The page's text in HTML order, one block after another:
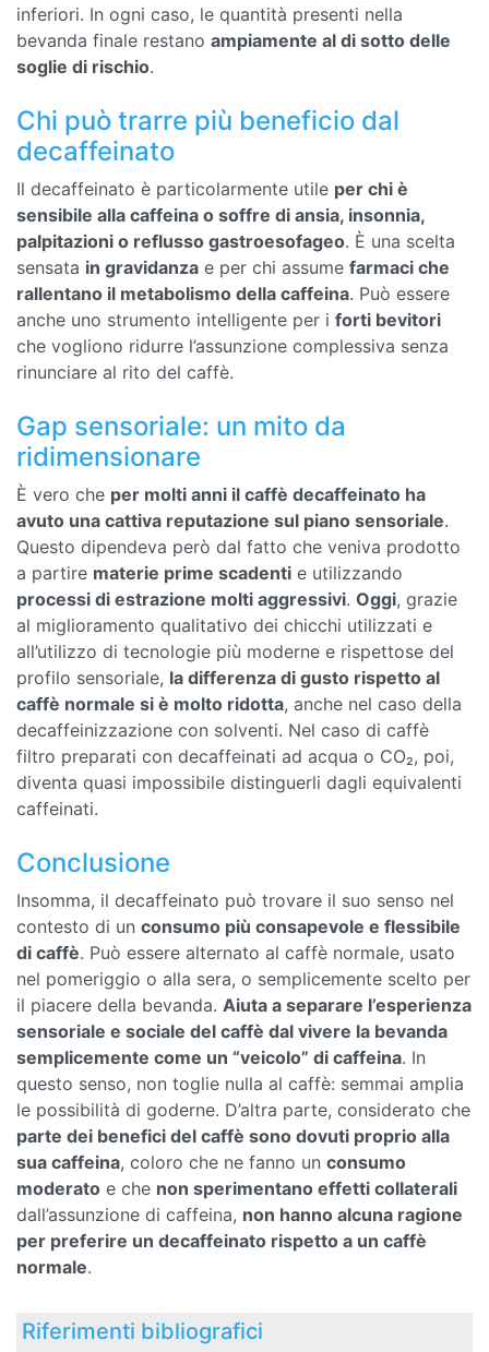
inferiori. In ogni caso, le quantità presenti nella
bevanda finale restano ampiamente al di sotto delle
soglie di rischio.
Chi può trarre più beneficio dal
decaffeinato
Il decaffeinato è particolarmente utile per chi è
sensibile alla caffeina o soffre di ansia, insonnia,
palpitazioni o reflusso gastroesofageo. È una scelta
sensata in gravidanza e per chi assume farmaci che
rallentano il metabolismo della caffeina. Può essere
anche uno strumento intelligente per i forti bevitori
che vogliono ridurre l’assunzione complessiva senza
rinunciare al rito del caffè.
Gap sensoriale: un mito da
ridimensionare
È vero che per molti anni il caffè decaffeinato ha
avuto una cattiva reputazione sul piano sensoriale.
Questo dipendeva però dal fatto che veniva prodotto
a partire materie prime scadenti e utilizzando
processi di estrazione molti aggressivi. Oggi, grazie
al miglioramento qualitativo dei chicchi utilizzati e
all’utilizzo di tecnologie più moderne e rispettose del
profilo sensoriale, la differenza di gusto rispetto al
caffè normale si è molto ridotta, anche nel caso della
decaffeinizzazione con solventi. Nel caso di caffè
filtro preparati con decaffeinati ad acqua o CO₂, poi,
diventa quasi impossibile distinguerli dagli equivalenti
caffeinati.
Conclusione
Insomma, il decaffeinato può trovare il suo senso nel
contesto di un consumo più consapevole e flessibile
di caffè. Può essere alternato al caffè normale, usato
nel pomeriggio o alla sera, o semplicemente scelto per
il piacere della bevanda. Aiuta a separare l’esperienza
sensoriale e sociale del caffè dal vivere la bevanda
semplicemente come un “veicolo” di caffeina. In
questo senso, non toglie nulla al caffè: semmai amplia
le possibilità di goderne. D’altra parte, considerato che
parte dei benefici del caffè sono dovuti proprio alla
sua caffeina, coloro che ne fanno un consumo
moderato e che non sperimentano effetti collaterali
dall’assunzione di caffeina, non hanno alcuna ragione
per preferire un decaffeinato rispetto a un caffè
normale.
Riferimenti bibliografici